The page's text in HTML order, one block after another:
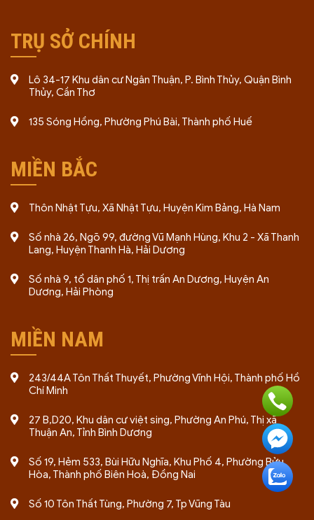
TRỤ SỞ CHÍNH
Lô 34-17 Khu dân cư Ngân Thuận, P. Bình Thủy, Quận Bình
Thủy, Cần Thơ
135 Sóng Hồng, Phường Phú Bài, Thành phố Huế
MIỀN BẮC
Thôn Nhật Tựu, Xã Nhật Tựu, Huyện Kim Bảng, Hà Nam
Số nhà 26, Ngõ 99, đường Vũ Mạnh Hùng, Khu 2 - Xã Thanh
Lang, Huyện Thanh Hà, Hải Dương
Số nhà 9, tổ dân phố 1, Thị trấn An Dương, Huyện An
Dương, Hải Phòng
MIỀN NAM
243/44A Tôn Thất Thuyết, Phường Vĩnh Hội, Thành phố Hồ
Chí Minh
27 B,D20, Khu dân cư việt sing, Phường An Phú, Thị xã
Thuận An, Tỉnh Bình Dương
Số 19, Hẻm 533, Bùi Hữu Nghĩa, Khu Phố 4, Phường Bửu
Hòa, Thành phố Biên Hoà, Đồng Nai
Số 10 Tôn Thất Tùng, Phường 7, Tp Vũng Tàu